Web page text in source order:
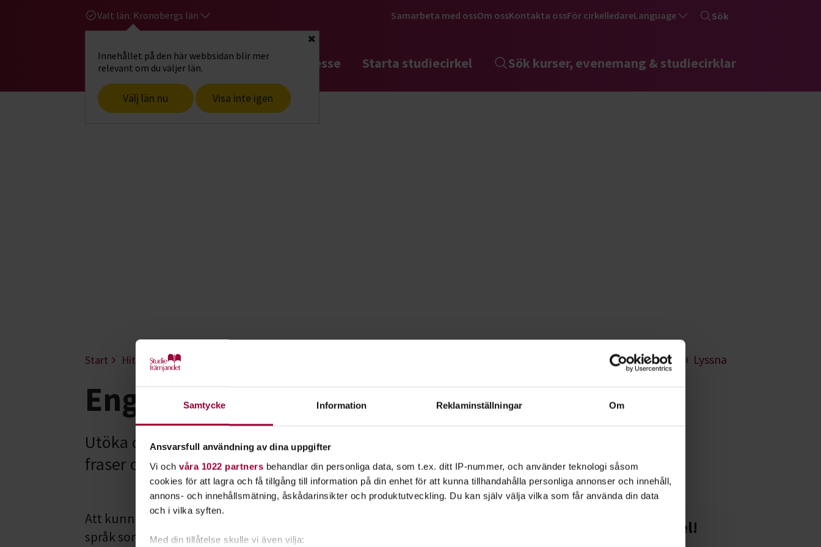
Samtycke Information Reklaminställningar Om
Ansvarsfull användning av dina uppgifter
Vi och våra 1022 partners behandlar din personliga data, som t.ex. ditt IP-nummer, och använder teknologi såsom
cookies för att lagra och få tillgång till information på din enhet för att kunna tillhandahålla personliga annonser och innehåll,
annons- och innehållsmätning, åskådarinsikter och produktutveckling. Du kan själv välja vilka som får använda din data
och i vilka syften.
Med din tillåtelse skulle vi även vilja:
Valt län: Kronobergs län
Innehållet på den här webbsidan blir mer
relevant om du väljer län.
Välj län nu Visa inte igen
Stäng
Samarbeta med ossOm ossKontakta ossFör cirkelledareLanguage Sök
Gå till studiefrämjandets startsidaHitta intresse Starta studiecirkel Sök kurser, evenemang & studiecirklar
Start Hitta intresse Lyssna
Engelska - Kronoberg
Utöka dina kunskaper i världens ledande språk - engelska. Lär dig både enklare
fraser och mer avancerad konversation.
Att kunna engelska är användbart - både privat och i jobbet. Det är också ett
språk som lätt kan hållas levande. I många TV-program talas engelska, och
Starta en studiecirkel!